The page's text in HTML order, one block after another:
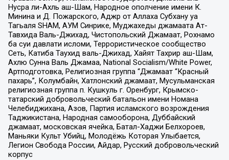
Нусра ли-Ахль аш-Шам, Народное ополчение имени К.
Минина и Д. Пожарского, Аджр от Аллаха Субхану уа
Тагьаля SHAM, АУМ Синрике, Муджахеды джамаата Ат-
Тавхида Валь-Джихад, Чистопольский Джамаат, Рохнамо
ба суи давлати исломи, Террористическое сообщество
Сеть, Катиба Таухид валь-Джихад, Хайят Тахрир аш-Шам,
Ахлю Сунна Валь Джамаа, National Socialism/White Power,
Артподготовка, Религиозная группа “Джамаат “Красный
пахарь”, Колумбайн, Хатлонский джамаат, Мусульманская
религиозная группа п. Кушкуль г. Оренбург, Крымско-
татарский добровольческий батальон имени Номана
Челебиджихана, Азов, Партия исламского возрождения
Таджикистана, Народная самооборона, Дуббайский
джамаат, московская ячейка, Батал-Хаджи Белхороев,
Маньяки Культ Убийц, Молодёжь Которая Улыбается,
Легион Свобода России, Айдар, Русский добровольческий
корпус